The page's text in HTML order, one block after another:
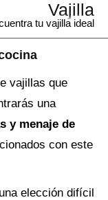
Vajilla
tu vajilla ideal
vajillas que
una
y menaje de
con este
elección difícil